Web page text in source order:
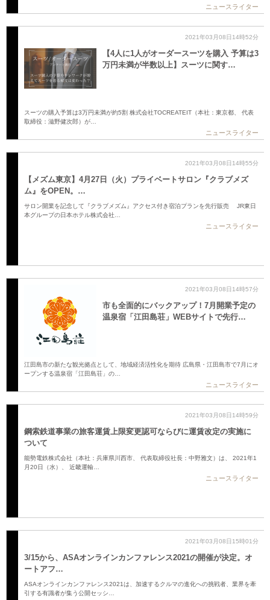
ニュースライター
2021年03月08日14時52分
【4人に1人がオーダースーツを購入 予算は3
万円未満が半数以上】スーツに関す…
スーツの購入予算は3万円未満が約5割 株式会社TOCREATEIT（本社：東京都、 代表
取締役：滋野健次郎）が…
ニュースライター
2021年03月08日14時55分
【メズム東京】4月27日（火）プライベートサロン『クラブメズ
ム』をOPEN。…
サロン開業を記念して『クラブメズム』アクセス付き宿泊プランを先行販売 JR東日
本グループの日本ホテル株式会社…
ニュースライター
2021年03月08日14時57分
市も全面的にバックアップ！7月開業予定の
温泉宿「江田島荘」WEBサイトで先行…
江田島市の新たな観光拠点として、地域経済活性化を期待 広島県・江田島市で7月にオ
ープンする温泉宿「江田島荘」の…
ニュースライター
2021年03月08日14時59分
鋼索鉄道事業の旅客運賃上限変更認可ならびに運賃改定の実施に
ついて
能勢電鉄株式会社（本社：兵庫県川西市、 代表取締役社長：中野雅文）は、 2021年1
月20日（水）、 近畿運輸…
ニュースライター
2021年03月08日15時01分
3/15から、ASAオンラインカンファレンス2021の開催が決定。オ
ートアフ…
ASAオンラインカンファレンス2021は、加速するクルマの進化への挑戦者、業界を牽
引する有識者が集う公開セッシ…